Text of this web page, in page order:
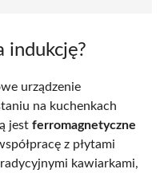
indukcję?
urządzenie
na kuchenkach
jest ferromagnetyczne
z płytami
kawiarkami,